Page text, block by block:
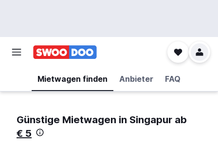
Mietwagen finden Anbieter FAQ
Günstige Mietwagen in Singapur ab
€ 5